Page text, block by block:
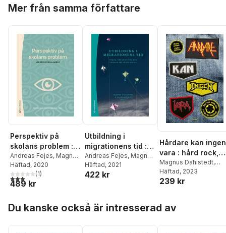
Mer från samma författare
Perspektiv på
skolans problem :
vad säger
forskningen?
Andreas Fejes, Magnus
Dahlstedt,Majsa Allelin
Emma Arneback
Dennis Beach
Tomas Englund, Håkan
Gustavsson
Häftad, 2020
3,0utav 5 stjärnor. Totalt antal röster:
(1)
489 kr
Utbildning i
migrationens tid :
viljor, organisering
och villkor för
inkludering
Andreas Fejes, Magnus
Dahlstedt,Robert
Aman ,Helena
Högberg
Mesic
Sofia Nordmark,
Rydell
Häftad, 2021
422 kr
Hårdare kan ingen
vara : hård rock,
mjuka män och
våra livs
Magnus Dahlstedt,
Mathias Henrysson
Häftad, 2023
239 kr
Du kanske också är intresserad av